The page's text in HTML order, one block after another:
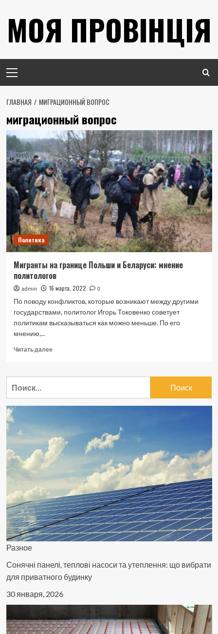
содержимому
МОЯ ПРОВІНЦІЯ
меню
ГЛАВНАЯ МИГРАЦИОННЫЙ ВОПРОС
миграционный вопрос
Политика
Мигранты на границе Польши и Беларуси: мнение
политологов
admin 16 марта, 2022
0
По поводу конфликтов, которые возникают между другими
государствами, политолог Игорь Токовенко советует
политикам высказываться как можно меньше. По его
мнению,...
Читать далееПрочитать
Мигранты
мнение
политологов
Разное
Сонячні панелі, теплові насоси та утеплення: що вибрати
для приватного будинку
30 января, 2026